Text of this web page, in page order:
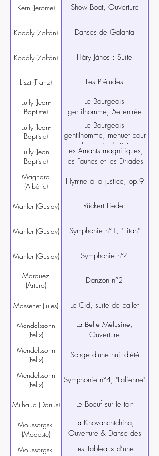
Kern (Jerome) Show Boat, Ouverture
Kodály (Zoltán) Danses de Galanta
Kodály (Zoltán) Háry János : Suite
Liszt (Franz) Les Préludes
Lully (Jean-
Baptiste)
Le Bourgeois
gentilhomme, 5e entrée
Lully (Jean-
Baptiste)
Le Bourgeois
gentilhomme, menuet pour
les hautbois du Poitou
Lully (Jean-
Baptiste)
Les Amants magnifiques,
les Faunes et les Driades
Magnard
(Albéric)
Hymne à la justice, op.9
Mahler (Gustav) Rückert Lieder
Mahler (Gustav) Symphonie n°1, "Titan"
Mahler (Gustav) Symphonie n°4
Marquez
(Arturo)
Danzon n°2
Massenet (Jules) Le Cid, suite de ballet
Mendelssohn
(Felix)
La Belle Mélusine,
Ouverture
Mendelssohn
(Felix)
Songe d'une nuit d'été
Mendelssohn
(Felix)
Symphonie n°4, "Italienne"​
Milhaud (Darius) Le Boeuf sur le toit
Moussorgski
(Modeste)
La Khovanchtchina,
Ouverture & Danse des
esclaves perses
Moussorgski
Les Tableaux d’une